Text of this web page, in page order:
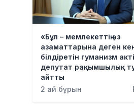
«Бұл – мемлекеттің өз
азаматтарына деген кең
білдіретін гуманизм
депутат рақымшылық
айтты
2 ай бұрын